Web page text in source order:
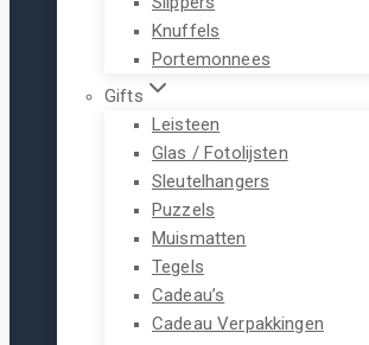
Knuffels
Portemonnees
Gifts
Leisteen
Glas / Fotolijsten
Sleutelhangers
Puzzels
Muismatten
Tegels
Cadeau’s
Cadeau Verpakkingen